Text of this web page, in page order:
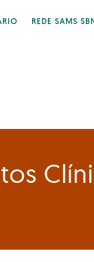
REDE SAMS